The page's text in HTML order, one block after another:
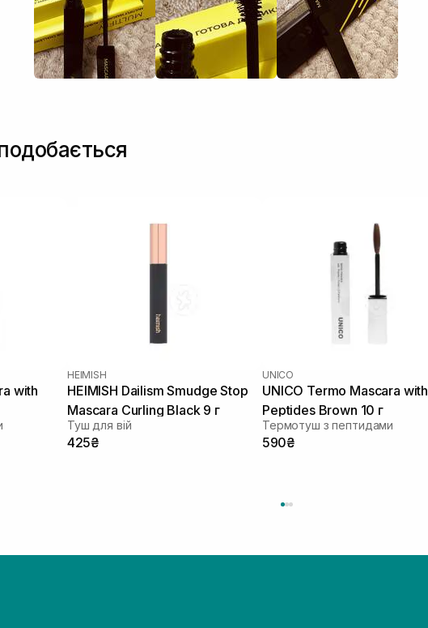
with
HEIMISH
HEIMISH Dailism Smudge Stop
Mascara Curling Black 9 г
Туш для вій
425₴
UNICO
UNICO Termo Mascara with
Peptides Brown 10 г
Термотуш з пептидами
590₴